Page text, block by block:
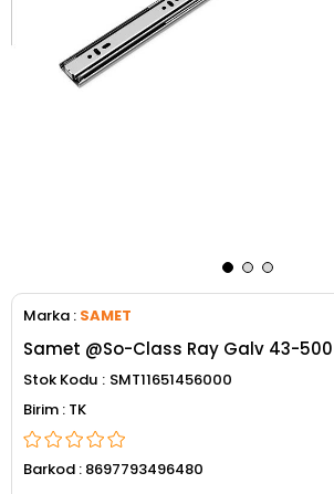
Marka : SAMET
Samet @So-Class Ray Galv 43-500
Stok Kodu
SMT11651456000
TK
Barkod : 8697793496480